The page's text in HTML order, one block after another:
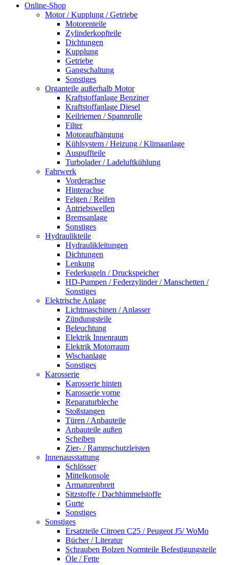
Online-Shop
Motor / Kupplung / Getriebe
Motorenteile
Zylinderkopfteile
Dichtungen
Kupplung
Getriebe
Gangschaltung
Sonstiges
Organteile außerhalb Motor
Kraftstoffanlage Benziner
Kraftstoffanlage Diesel
Keilriemen / Spannrolle
Filter
Motoraufhängung
Kühlsystem / Heizung / Klimaanlage
Auspuffteile
Turbolader / Ladeluftkühlung
Fahrwerk
Vorderachse
Hinterachse
Felgen / Reifen
Antriebswellen
Bremsanlage
Sonstiges
Hydraulikteile
Hydraulikleitungen
Dichtungen
Lenkung
Federkugeln / Druckspeicher
HD-Pumpen / Federzylinder / Manschetten /
Sonstiges
Elektrische Anlage
Lichtmaschinen / Anlasser
Zündungsteile
Beleuchtung
Elektrik Innenraum
Elektrik Motorraum
Wischanlage
Sonstiges
Karosserie
Karosserie hinten
Karosserie vorne
Reparaturbleche
Stoßstangen
Türen / Anbauteile
Anbauteile außen
Scheiben
Zier- / Rammschutzleisten
Innenausstattung
Schlösser
Mittelkonsole
Armaturenbrett
Sitzstoffe / Dachhimmelstoffe
Gurte
Sonstiges
Sonstiges
Ersatzteile Citroen C25 / Peugeot J5/ WoMo
Bücher / Literatur
Schrauben Bolzen Normteile Befestigungsteile
Öle / Fette